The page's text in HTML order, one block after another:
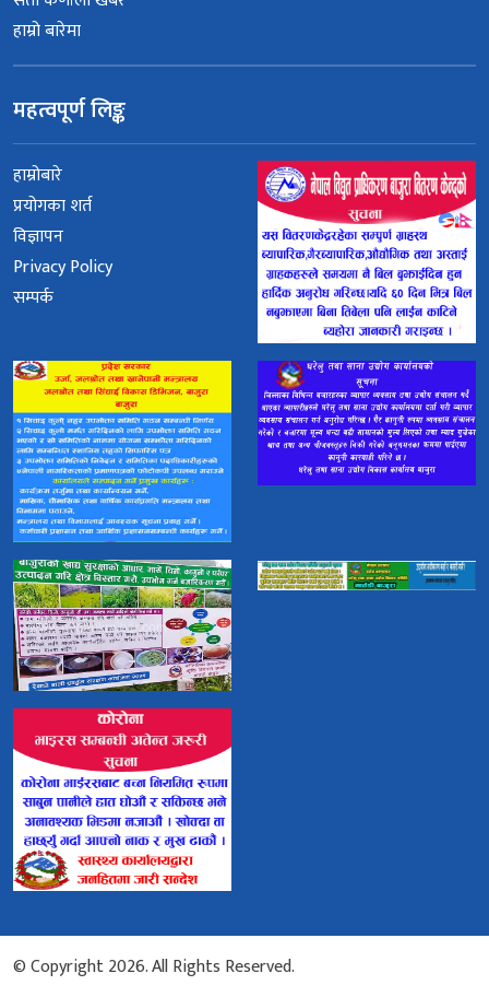
हाम्रो बारेमा
महत्वपूर्ण लिङ्क
हाम्रोबारे
प्रयोगका शर्त
विज्ञापन
Privacy Policy
सम्पर्क
© Copyright 2026. All Rights Reserved.